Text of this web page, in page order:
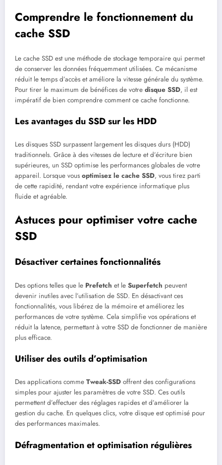
Comprendre le fonctionnement du
cache SSD
Le cache SSD est une méthode de stockage temporaire qui permet
de conserver les données fréquemment utilisées. Ce mécanisme
réduit le temps d’accès et améliore la vitesse générale du système.
Pour tirer le maximum de bénéfices de votre disque SSD, il est
impératif de bien comprendre comment ce cache fonctionne.
Les avantages du SSD sur les HDD
Les disques SSD surpassent largement les disques durs (HDD)
traditionnels. Grâce à des vitesses de lecture et d’écriture bien
supérieures, un SSD optimise les performances globales de votre
appareil. Lorsque vous optimisez le cache SSD, vous tirez parti
de cette rapidité, rendant votre expérience informatique plus
fluide et agréable.
Astuces pour optimiser votre cache
SSD
Désactiver certaines fonctionnalités
Des options telles que le Prefetch et le Superfetch peuvent
devenir inutiles avec l’utilisation de SSD. En désactivant ces
fonctionnalités, vous libérez de la mémoire et améliorez les
performances de votre système. Cela simplifie vos opérations et
réduit la latence, permettant à votre SSD de fonctionner de manière
plus efficace.
Utiliser des outils d’optimisation
Des applications comme Tweak-SSD offrent des configurations
simples pour ajuster les paramètres de votre SSD. Ces outils
permettent d’effectuer des réglages rapides et d’améliorer la
gestion du cache. En quelques clics, votre disque est optimisé pour
des performances maximales.
Défragmentation et optimisation régulières